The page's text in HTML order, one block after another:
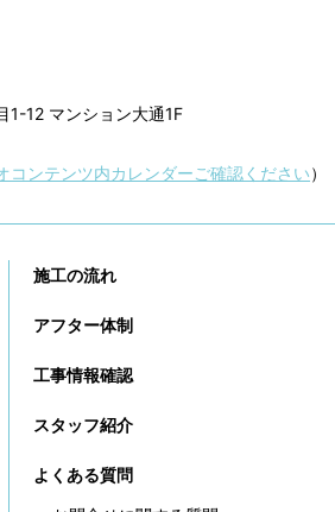
1-12 マンション大通1F
コンテンツ内カレンダーご確認ください）
施工の流れ
アフター体制
工事情報確認
スタッフ紹介
よくある質問